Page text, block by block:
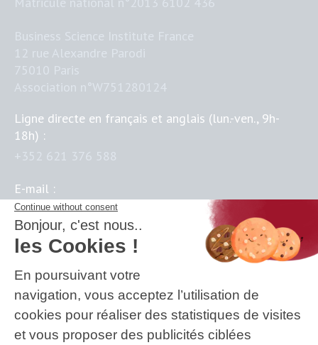
Ligne directe en français et anglais (lun.-ven., 9h-
18h) :
E-mail :
contact@business-science-institute.com